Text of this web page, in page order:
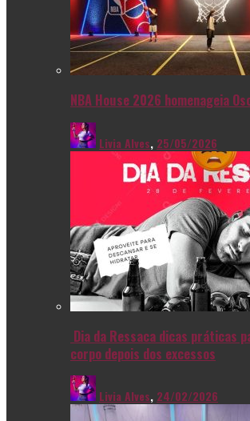
NBA House 2026 homenageia
Livia Alves, 25/05/2026
Dia da Ressaca dicas práticas
corpo depois dos excessos
Livia Alves, 24/02/2026